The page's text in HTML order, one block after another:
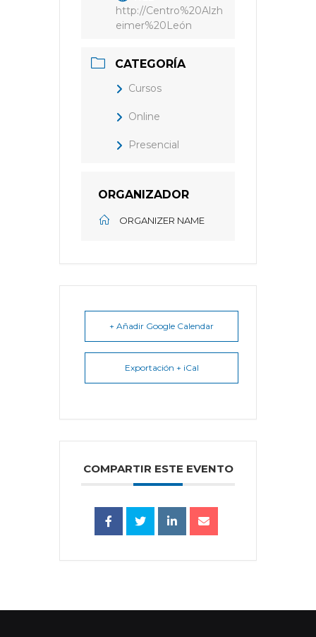
http://Centro%20Alzh
eimer%20León
CATEGORÍA
Cursos
Online
Presencial
ORGANIZADOR
ORGANIZER NAME
+ Añadir Google Calendar
Exportación + iCal
COMPARTIR ESTE EVENTO